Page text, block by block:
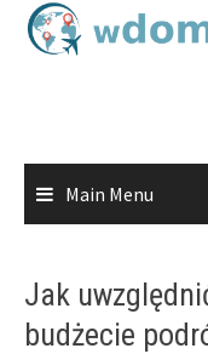
Skip
Main Menu
Jak
budżecie